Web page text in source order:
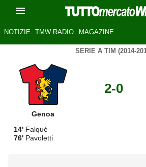
NOTIZIE TMW RADIO MAGAZINE
SERIE A TIM (2014-
Genoa
2-0
14' Falqué
76' Pavoletti